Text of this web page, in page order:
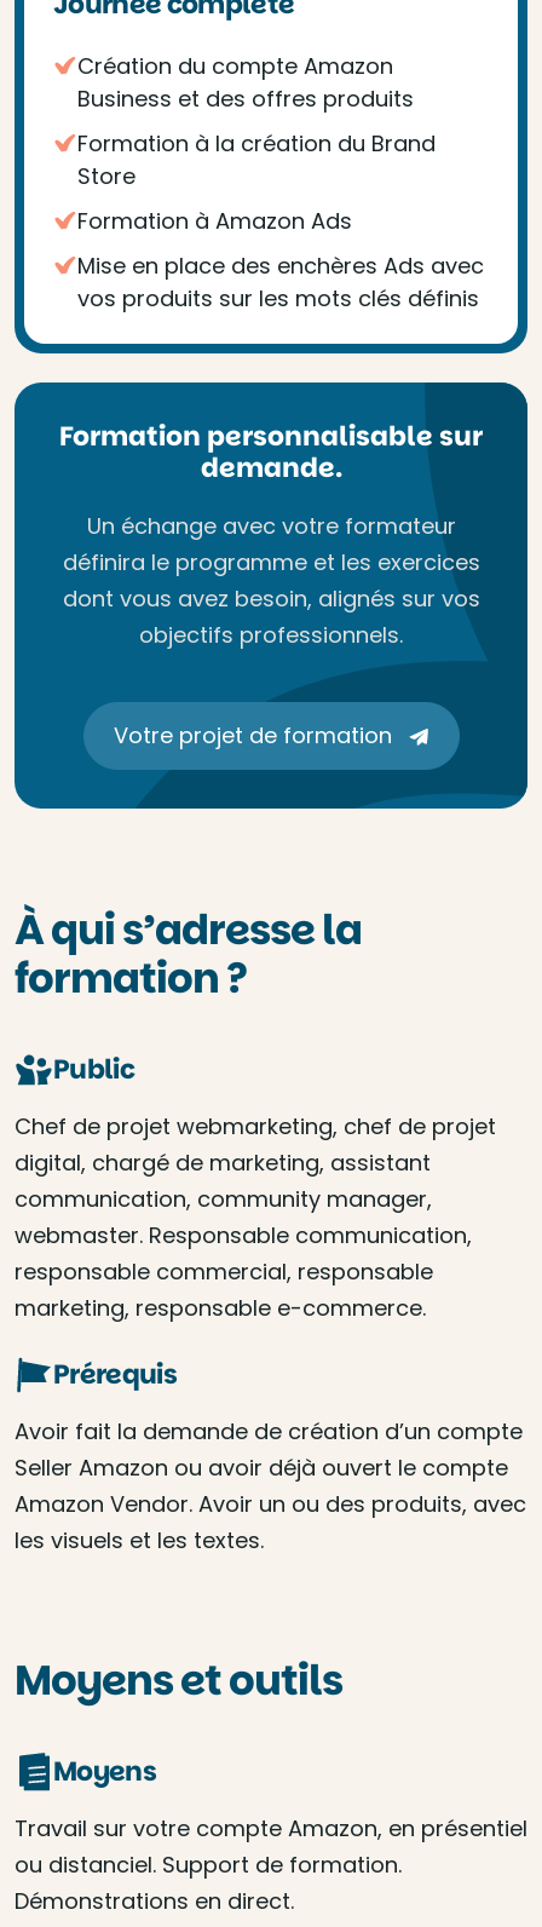
Création du compte Amazon
Business et des offres produits
Formation à la création du Brand
Store
Formation à Amazon Ads
Mise en place des enchères Ads avec
vos produits sur les mots clés définis
Formation personnalisable sur
demande.
Un échange avec votre formateur
définira le programme et les exercices
dont vous avez besoin, alignés sur vos
objectifs professionnels.
Votre projet de formation
À qui s’adresse la
formation ?
Public
Chef de projet webmarketing, chef de projet
digital, chargé de marketing, assistant
communication, community manager,
webmaster. Responsable communication,
responsable commercial, responsable
marketing, responsable e-commerce.
Prérequis
Avoir fait la demande de création d’un compte
Seller Amazon ou avoir déjà ouvert le compte
Amazon Vendor. Avoir un ou des produits, avec
les visuels et les textes.
Moyens et outils
Moyens
Travail sur votre compte Amazon, en présentiel
ou distanciel. Support de formation.
Démonstrations en direct.